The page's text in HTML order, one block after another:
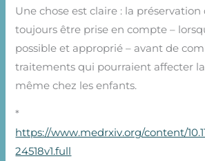
Une chose est claire : la
toujours être prise en compte –
possible et approprié – avant de
traitements qui pourraient affecter
même chez les enfants.
*
https://www.medrxiv.org/content/
24518v1.full